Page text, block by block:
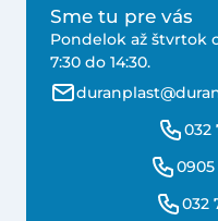
Sme tu pre vás
Pondelok až štvrtok
7:30 do 14:30.
032
032